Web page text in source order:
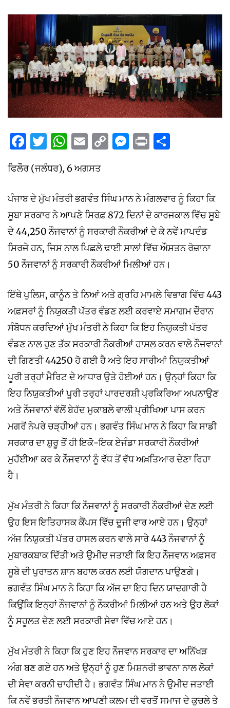
Facebook
Twitter
WhatsApp
Email
CopyMessenger
Print
ਫਿਲੌਰ (ਜਲੰਧਰ), 6 ਅਗਸਤ
ਪੰਜਾਬ ਦੇ ਮੁੱਖ ਮੰਤਰੀ ਭਗਵੰਤ ਸਿੰਘ ਮਾਨ ਨੇ ਮੰਗਲਵਾਰ ਨੂੰ ਕਿਹਾ ਕਿ
ਸੂਬਾ ਸਰਕਾਰ ਨੇ ਆਪਣੇ ਸਿਰਫ਼ 872 ਦਿਨਾਂ ਦੇ ਕਾਰਜਕਾਲ ਵਿੱਚ ਸੂਬੇ
ਦੇ 44,250 ਨੌਜਵਾਨਾਂ ਨੂੰ ਸਰਕਾਰੀ ਨੌਕਰੀਆਂ ਦੇ ਕੇ ਨਵੇਂ ਮਾਪਦੰਡ
ਸਿਰਜੇ ਹਨ, ਜਿਸ ਨਾਲ ਪਿਛਲੇ ਢਾਈ ਸਾਲਾਂ ਵਿੱਚ ਔਸਤਨ ਰੋਜ਼ਾਨਾ
50 ਨੌਜਵਾਨਾਂ ਨੂੰ ਸਰਕਾਰੀ ਨੌਕਰੀਆਂ ਮਿਲੀਆਂ ਹਨ।
ਇੱਥੇ ਪੁਲਿਸ, ਕਾਨੂੰਨ ਤੇ ਨਿਆਂ ਅਤੇ ਗ੍ਰਹਿ ਮਾਮਲੇ ਵਿਭਾਗ ਵਿੱਚ 443
ਅਫ਼ਸਰਾਂ ਨੂੰ ਨਿਯੁਕਤੀ ਪੱਤਰ ਵੰਡਣ ਲਈ ਕਰਵਾਏ ਸਮਾਗਮ ਦੌਰਾਨ
ਸੰਬੋਧਨ ਕਰਦਿਆਂ ਮੁੱਖ ਮੰਤਰੀ ਨੇ ਕਿਹਾ ਕਿ ਇਹ ਨਿਯੁਕਤੀ ਪੱਤਰ
ਵੰਡਣ ਨਾਲ ਹੁਣ ਤੱਕ ਸਰਕਾਰੀ ਨੌਕਰੀਆਂ ਹਾਸਲ ਕਰਨ ਵਾਲੇ ਨੌਜਵਾਨਾਂ
ਦੀ ਗਿਣਤੀ 44250 ਹੋ ਗਈ ਹੈ ਅਤੇ ਇਹ ਸਾਰੀਆਂ ਨਿਯੁਕਤੀਆਂ
ਪੂਰੀ ਤਰ੍ਹਾਂ ਮੈਰਿਟ ਦੇ ਆਧਾਰ ਉਤੇ ਹੋਈਆਂ ਹਨ। ਉਨ੍ਹਾਂ ਕਿਹਾ ਕਿ
ਇਹ ਨਿਯੁਕਤੀਆਂ ਪੂਰੀ ਤਰ੍ਹਾਂ ਪਾਰਦਰਸ਼ੀ ਪ੍ਰਕਿਰਿਆ ਅਪਨਾਉਣ
ਅਤੇ ਨੌਜਵਾਨਾਂ ਵੱਲੋਂ ਬੇਹੱਦ ਮੁਕਾਬਲੇ ਵਾਲੀ ਪ੍ਰੀਖਿਆ ਪਾਸ ਕਰਨ
ਮਗਰੋਂ ਨੇਪਰੇ ਚੜ੍ਹੀਆਂ ਹਨ। ਭਗਵੰਤ ਸਿੰਘ ਮਾਨ ਨੇ ਕਿਹਾ ਕਿ ਸਾਡੀ
ਸਰਕਾਰ ਦਾ ਸ਼ੁਰੂ ਤੋਂ ਹੀ ਇਕੋ-ਇਕ ਏਜੰਡਾ ਸਰਕਾਰੀ ਨੌਕਰੀਆਂ
ਮੁਹੱਈਆ ਕਰ ਕੇ ਨੌਜਵਾਨਾਂ ਨੂੰ ਵੱਧ ਤੋਂ ਵੱਧ ਅਖ਼ਤਿਆਰ ਦੇਣਾ ਰਿਹਾ
ਹੈ।
ਮੁੱਖ ਮੰਤਰੀ ਨੇ ਕਿਹਾ ਕਿ ਨੌਜਵਾਨਾਂ ਨੂੰ ਸਰਕਾਰੀ ਨੌਕਰੀਆਂ ਦੇਣ ਲਈ
ਉਹ ਇਸ ਇਤਿਹਾਸਕ ਕੈਂਪਸ ਵਿੱਚ ਦੂਜੀ ਵਾਰ ਆਏ ਹਨ। ਉਨ੍ਹਾਂ
ਅੱਜ ਨਿਯੁਕਤੀ ਪੱਤਰ ਹਾਸਲ ਕਰਨ ਵਾਲੇ ਸਾਰੇ 443 ਨੌਜਵਾਨਾਂ ਨੂੰ
ਮੁਬਾਰਕਬਾਕ ਦਿੱਤੀ ਅਤੇ ਉਮੀਦ ਜਤਾਈ ਕਿ ਇਹ ਨੌਜਵਾਨ ਅਫ਼ਸਰ
ਸੂਬੇ ਦੀ ਪੁਰਾਤਨ ਸ਼ਾਨ ਬਹਾਲ ਕਰਨ ਲਈ ਯੋਗਦਾਨ ਪਾਉਣਗੇ।
ਭਗਵੰਤ ਸਿੰਘ ਮਾਨ ਨੇ ਕਿਹਾ ਕਿ ਅੱਜ ਦਾ ਇਹ ਦਿਨ ਯਾਦਗਾਰੀ ਹੈ
ਕਿਉਂਕਿ ਇਨ੍ਹਾਂ ਨੌਜਵਾਨਾਂ ਨੂੰ ਨੌਕਰੀਆਂ ਮਿਲੀਆਂ ਹਨ ਅਤੇ ਉਹ ਲੋਕਾਂ
ਨੂੰ ਸਹੂਲਤ ਦੇਣ ਲਈ ਸਰਕਾਰੀ ਸੇਵਾ ਵਿੱਚ ਆਏ ਹਨ।
ਮੁੱਖ ਮੰਤਰੀ ਨੇ ਕਿਹਾ ਕਿ ਹੁਣ ਇਹ ਨੌਜਵਾਨ ਸਰਕਾਰ ਦਾ ਅਨਿੱਖੜ
ਅੰਗ ਬਣ ਗਏ ਹਨ ਅਤੇ ਉਨ੍ਹਾਂ ਨੂੰ ਹੁਣ ਮਿਸ਼ਨਰੀ ਭਾਵਨਾ ਨਾਲ ਲੋਕਾਂ
ਦੀ ਸੇਵਾ ਕਰਨੀ ਚਾਹੀਦੀ ਹੈ। ਭਗਵੰਤ ਸਿੰਘ ਮਾਨ ਨੇ ਉਮੀਦ ਜਤਾਈ
ਕਿ ਨਵੇਂ ਭਰਤੀ ਨੌਜਵਾਨ ਆਪਣੀ ਕਲਮ ਦੀ ਵਰਤੋਂ ਸਮਾਜ ਦੇ ਕੁਚਲੇ ਤੇ